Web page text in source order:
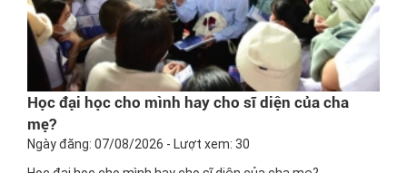
Học đại học cho mình hay cho sĩ diện của cha
mẹ?
Ngày đăng: 07/08/2026 - Lượt xem: 30